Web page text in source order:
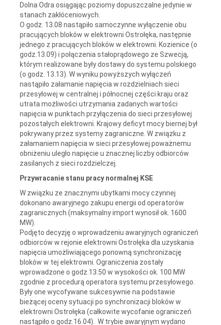
Dolna Odra osiągając poziomy dopuszczalne jedynie w
stanach zakłóceniowych.
O godz. 13.08 nastąpiło samoczynne wyłączenie obu
pracujących bloków w elektrowni Ostrołęka, następnie
jednego z pracujących bloków w elektrowni. Kozienice (o
godz.13.09) i połączenia stałoprądowego ze Szwecją,
którym realizowane były dostawy do systemu polskiego
(o godz. 13.13). W wyniku powyższych wyłączeń
nastąpiło załamanie napięcia w rozdzielniach sieci
przesyłowej w centralnej i północnej części kraju oraz
utrata możliwości utrzymania zadanych wartości
napięcia w punktach przyłączenia do sieci przesyłowej
pozostałych elektrowni. Krajowy deficyt mocy biernej był
pokrywany przez systemy zagraniczne. W związku z
załamaniem napięcia w sieci przesyłowej poważnemu
obniżeniu uległo napięcie u znacznej liczby odbiorców
zasilanych z sieci rozdzielczej.
Przywracanie stanu pracy normalnej KSE
W związku ze znacznymi ubytkami mocy czynnej
dokonano awaryjnego zakupu energii od operatorów
zagranicznych (maksymalny import wynosił ok. 1600
MW).
Podjęto decyzję o wprowadzeniu awaryjnych ograniczeń
odbiorców w rejonie elektrowni Ostrołęka dla uzyskania
napięcia umożliwiającego ponowną synchronizację
bloków w tej elektrowni. Ograniczenia zostały
wprowadzone o godz.13.50 w wysokości ok. 100 MW
zgodnie z procedurą operatora systemu przesyłowego.
Były one wycofywane sukcesywnie na podstawie
bieżącej oceny sytuacji po synchronizacji bloków w
elektrowni Ostrołęka (całkowite wycofanie ograniczeń
nastąpiło o godz.16.04). W trybie awaryjnym wydano